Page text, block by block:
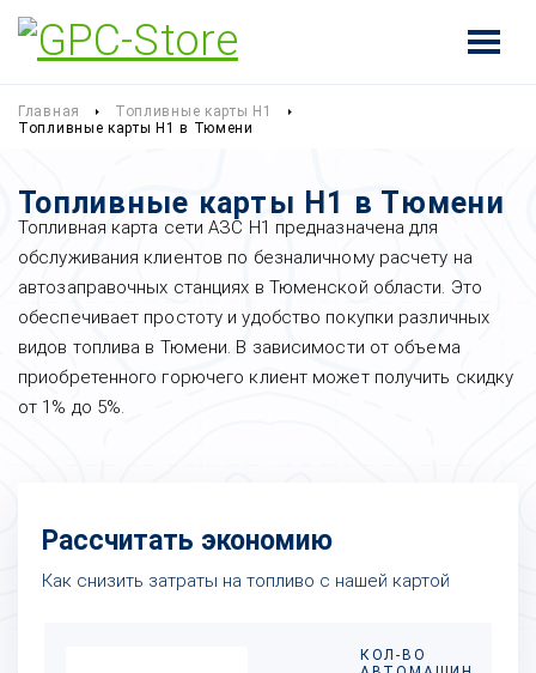
Главная
Топливные карты Н1
Топливные карты Н1 в Тюмени
Топливные карты Н1 в Тюмени
Топливная карта сети АЗС Н1 предназначена для
обслуживания клиентов по безналичному расчету на
автозаправочных станциях в Тюменской области. Это
обеспечивает простоту и удобство покупки различных
видов топлива в Тюмени. В зависимости от объема
приобретенного горючего клиент может получить скидку
от 1% до 5%.
Рассчитать экономию
Как снизить затраты на топливо с нашей картой
КОЛ-ВО